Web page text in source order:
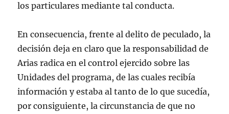
los particulares mediante tal conducta.
En consecuencia, frente al delito de peculado, la
decisión deja en claro que la responsabilidad de
Arias radica en el control ejercido sobre las
Unidades del programa, de las cuales recibía
información y estaba al tanto de lo que sucedía,
por consiguiente, la circunstancia de que no